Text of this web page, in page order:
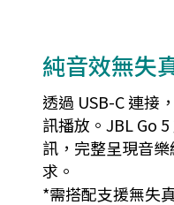
純音效無失
透過 USB-C 連接
訊播放。JBL Go
訊，完整呈現音
求。
*需搭配支援無失